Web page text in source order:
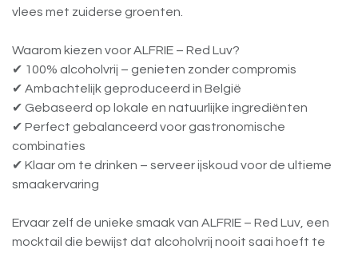
vlees met zuiderse groenten.
Waarom kiezen voor ALFRIE – Red Luv?
✔ 100% alcoholvrij – genieten zonder compromis
✔ Ambachtelijk geproduceerd in België
✔ Gebaseerd op lokale en natuurlijke ingrediënten
✔ Perfect gebalanceerd voor gastronomische
combinaties
✔ Klaar om te drinken – serveer ijskoud voor de ultieme
smaakervaring
Ervaar zelf de unieke smaak van ALFRIE – Red Luv, een
mocktail die bewijst dat alcoholvrij nooit saai hoeft te